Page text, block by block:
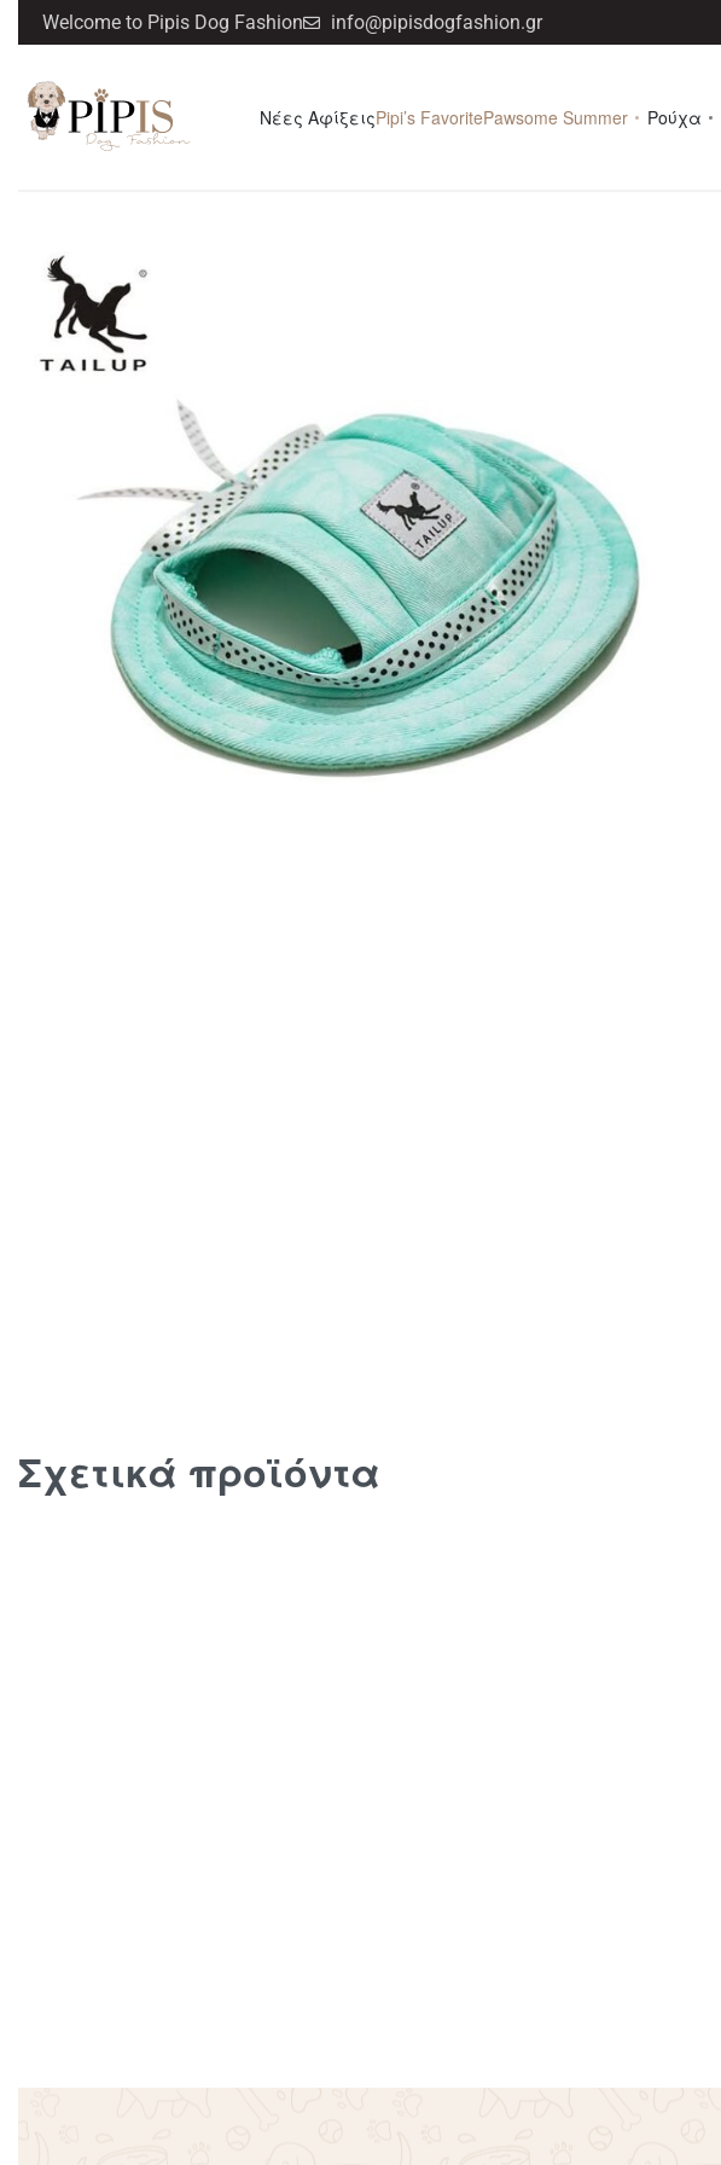
Welcome to Pipis Dog Fashion info@pipisdogfashion.gr
Νέες ΑφίξειςPipi’s FavoritePawsome Summer Ρούχα
Σχετικά προϊόντα
Επιλογή Επιλογή